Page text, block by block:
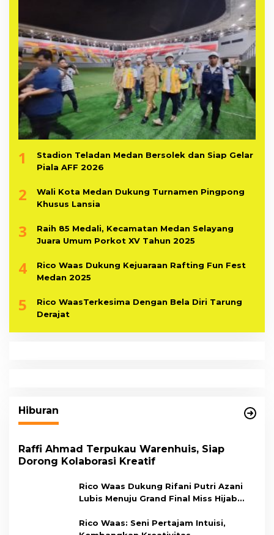
1
Stadion Teladan Medan Bersolek dan Siap Gelar
Piala AFF 2026
2
Wali Kota Medan Dukung Turnamen Pingpong
Khusus Lansia
3
Raih 85 Medali, Kecamatan Medan Selayang
Juara Umum Porkot XV Tahun 2025
4
Rico Waas Dukung Kejuaraan Rafting Fun Fest
Medan 2025
5
Rico WaasTerkesima Dengan Bela Diri Tarung
Derajat
Hiburan
Raffi Ahmad Terpukau Warenhuis, Siap
Dorong Kolaborasi Kreatif
Rico Waas Dukung Rifani Putri Azani
Lubis Menuju Grand Final Miss Hijab
Rico Waas: Seni Pertajam Intuisi,